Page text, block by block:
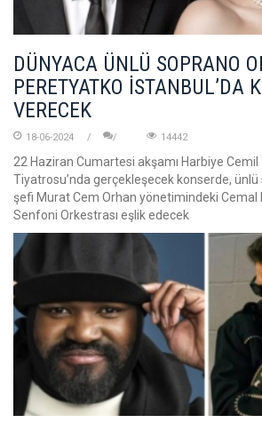
DÜNYACA ÜNLÜ SOPRANO
PERETYATKO İSTANBUL’DA
VERECEK
18-06-2024 14442
22 Haziran Cumartesi akşamı Harbiye Cemil
Tiyatrosu’nda gerçekleşecek konserde, ünlü
şefi Murat Cem Orhan yönetimindeki Cemal
Senfoni Orkestrası eşlik edecek